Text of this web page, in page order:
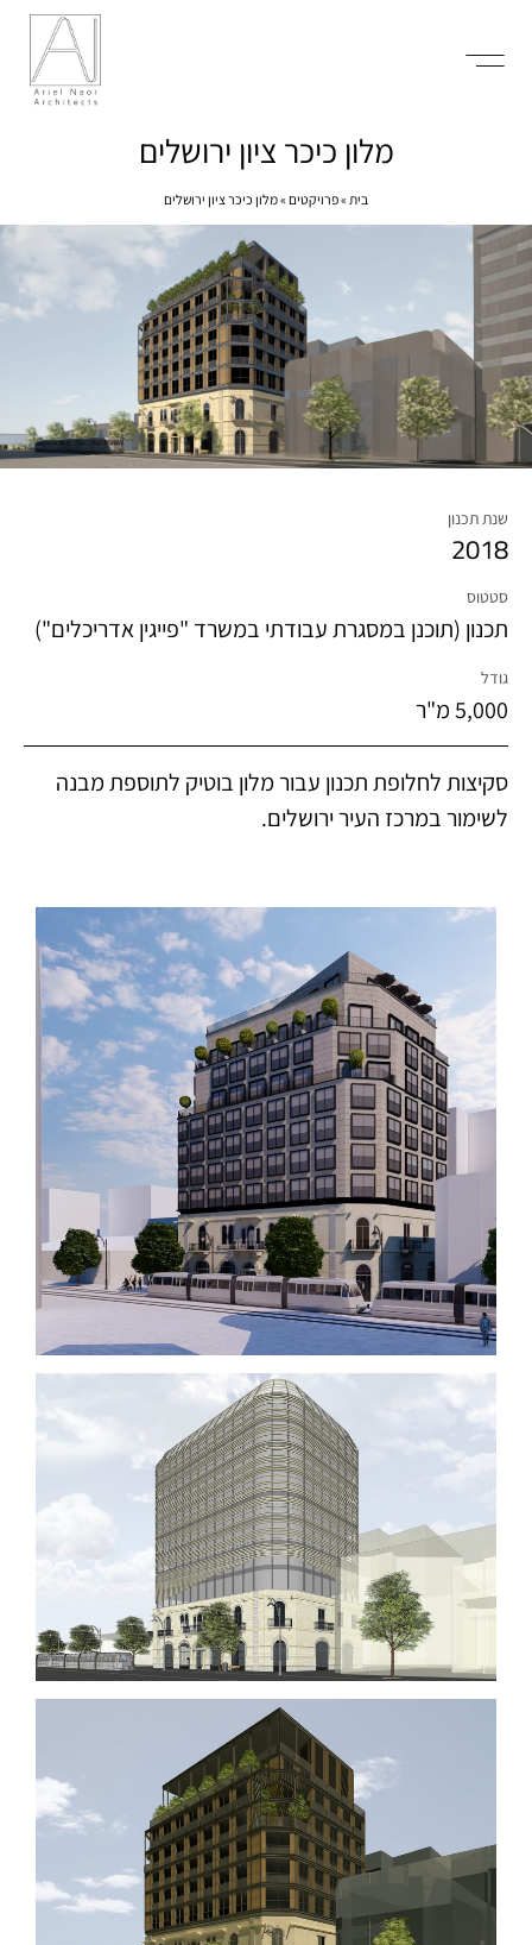
מלון כיכר ציון ירושלים
בית »פרויקטים»מלון כיכר ציון ירושלים
סקיצות לחלופת תכנון עבור מלון בוטיק לתוספת מבנה
לשימור במרכז העיר ירושלים.
שנת תכנון
2018
סטטוס
תכנון (תוכנן במסגרת עבודתי במשרד "פייגין אדריכלים")
גודל
5,000 מ"ר